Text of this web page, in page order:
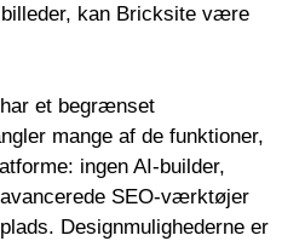
kan Bricksite være
et begrænset
mange af de funktioner,
ingen AI-builder,
SEO-værktøjer
Designmulighederne er